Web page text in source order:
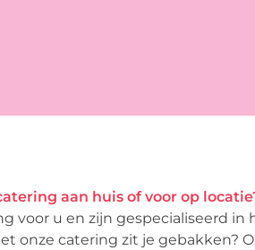
aan huis of voor op
voor u en zijn gespecialiseerd in
onze catering zit je gebakken?